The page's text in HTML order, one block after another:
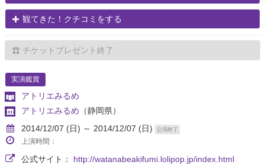
観てきた！クチコミをする
チケットプレゼント終了
実演鑑賞
アトリエみるめ
アトリエみるめ （静岡県）
2014/12/07 (日) ～ 2014/12/07 (日)
公演終了
上演時間：
公式サイト： http://watanabeakifumi.lolipop.jp/index.html